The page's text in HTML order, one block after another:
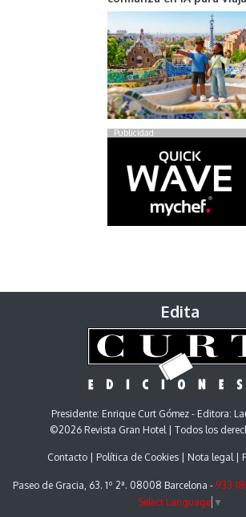
Publicidad
Edita
Presidente: Enrique Curt Gómez - Editora:
©2026 Revista Gran Hotel | Todos los
Contacto Política de Cookies Nota legal
Paseo de Gracia, 63. 1º 2ª. 08008 Barcelona - 933
Select Language ▼